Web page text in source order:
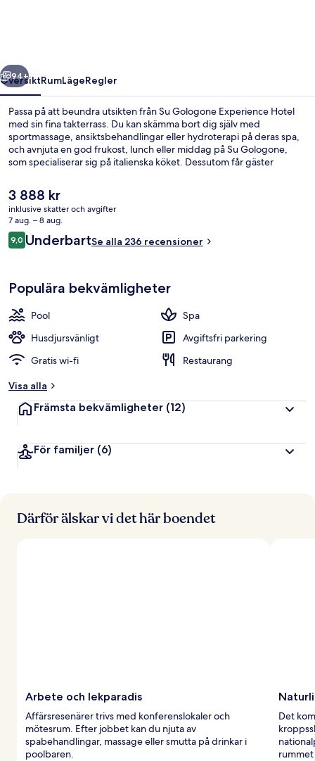
Nästa
94+
ÖversiktRumLägeRegler
Passa på att beundra utsikten från Su Gologone Experience Hotel
med sin fina takterrass. Du kan skämma bort dig själv med
sportmassage, ansiktsbehandlingar eller hydroterapi på deras spa,
och avnjuta en god frukost, lunch eller middag på Su Gologone,
som specialiserar sig på italienska köket. Dessutom får gäster
på detta hotell i lyxstil.
Det
nuvarande
priset
är
3 888 kr
3 888 kr
inklusive skatter och avgifter
7 aug. – 8 aug.
Recensioner
9,09,0 av 10,
UnderbartSe alla 236 recensioner
Populära bekvämligheter
Pool
Spa
Husdjursvänligt
Avgiftsfri parkering
Gratis wi-fi
Restaurang
Visa alla
Främsta bekvämligheter (12)
För familjer (6)
Därför älskar vi det här boendet
Arbete och lekparadis
Affärsresenärer trivs med konferenslokaler och
mötesrum. Efter jobbet kan du njuta av
spabehandlingar, massage eller smutta på drinkar i
poolbaren.
Det